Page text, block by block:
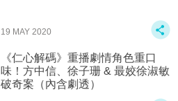
19 MAY 2020
《仁心解碼》重播劇情角色重口
味！方中信、徐子珊 & 最姣徐淑敏
破奇案（內含劇透）